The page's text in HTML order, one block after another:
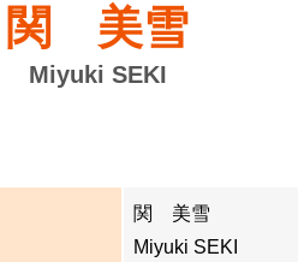
関 美雪
Miyuki SEKI
関 美雪
Miyuki SEKI